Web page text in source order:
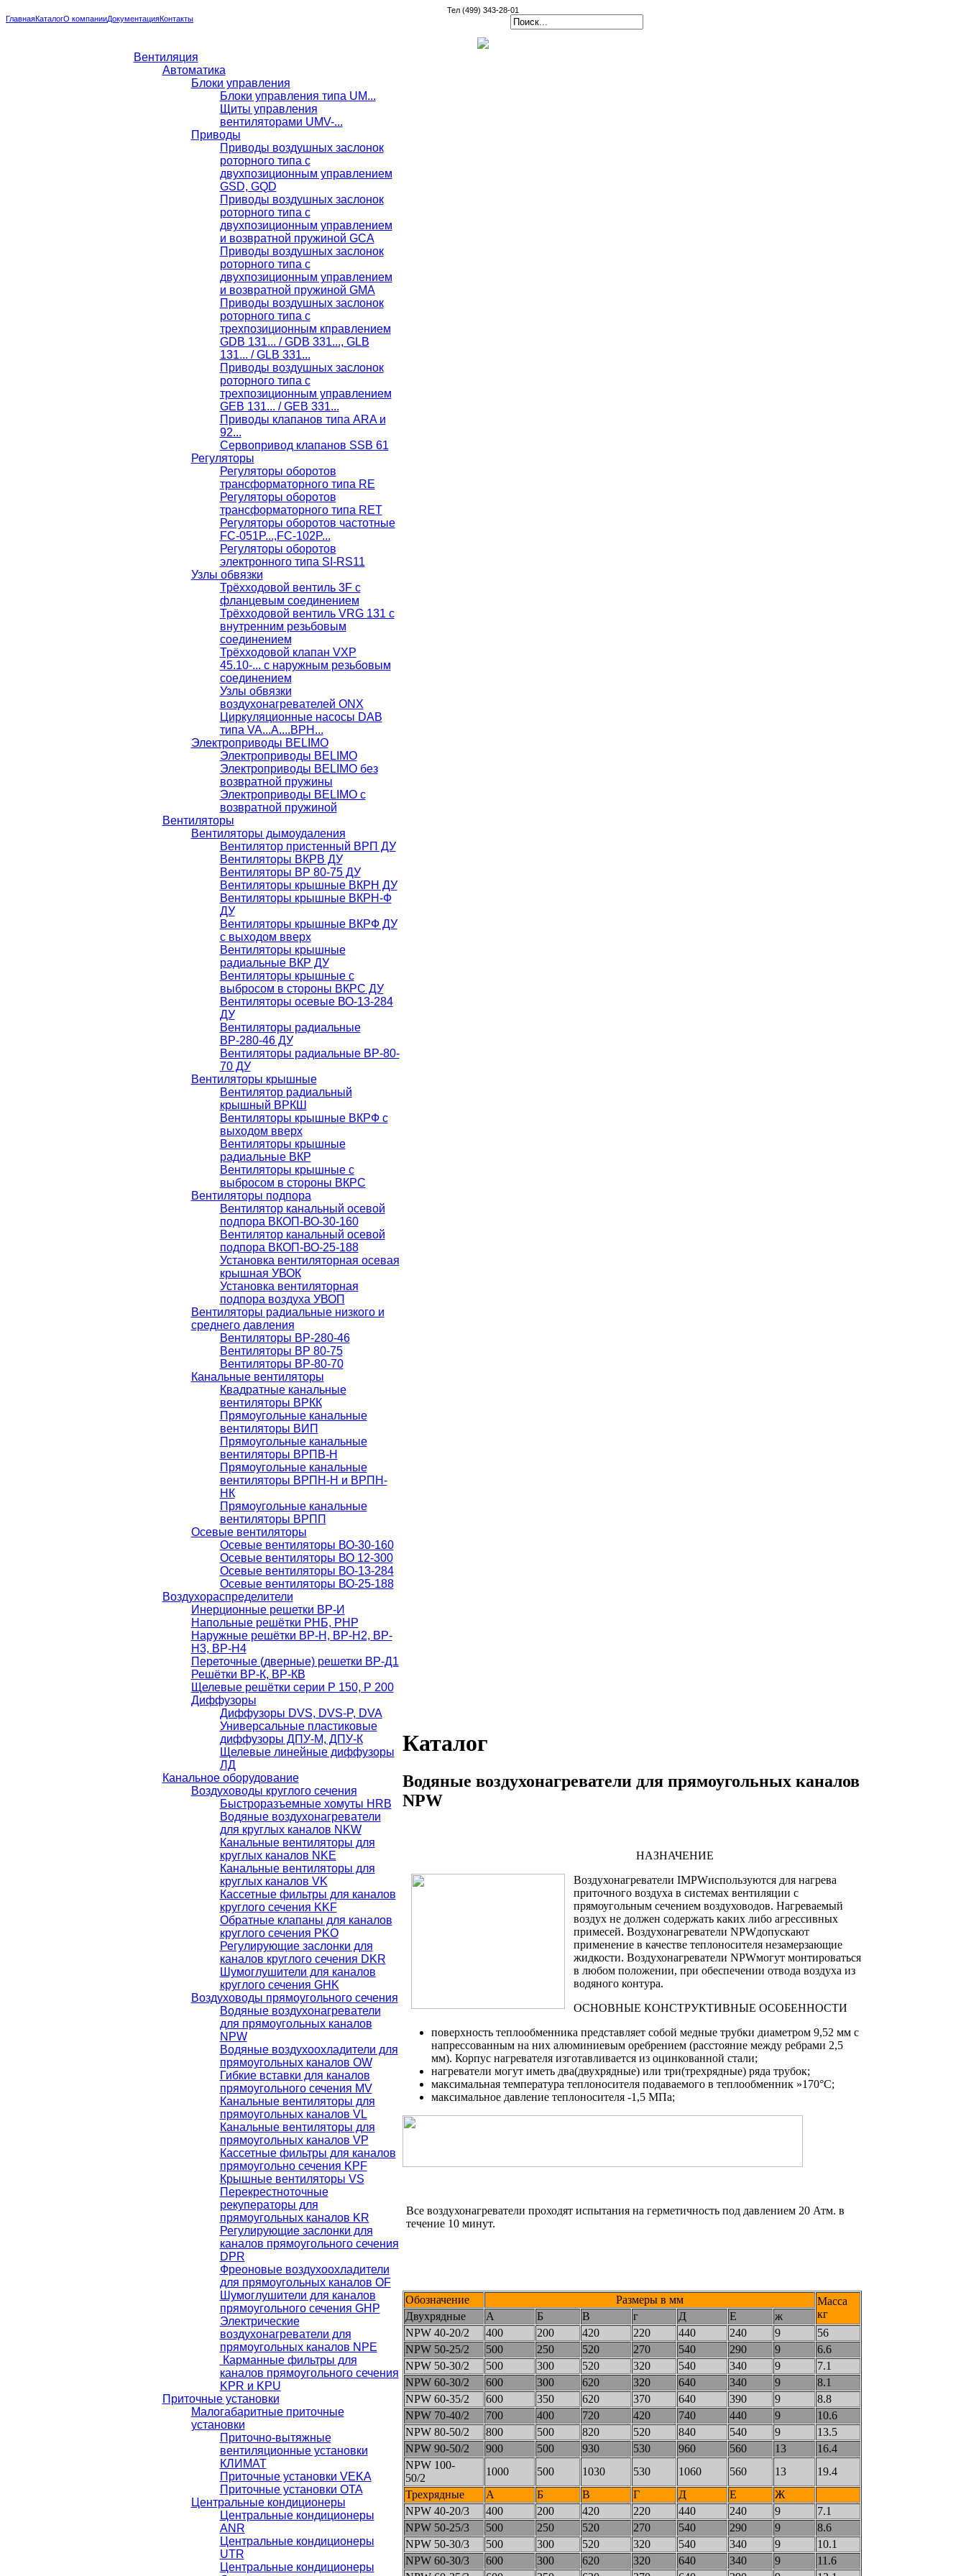
Тел (499) 343-28-01
ГлавнаяКаталогО компанииДокументацияКонтакты
Вентиляция
Автоматика
Блоки управления
Блоки управления типа UM...
Щиты управления
вентиляторами UMV-...
Приводы
Приводы воздушных заслонок
роторного типа с
двухпозиционным управлением
GSD, GQD
Приводы воздушных заслонок
роторного типа с
двухпозиционным управлением
и возвратной пружиной GCA
Приводы воздушных заслонок
роторного типа с
двухпозиционным управлением
и возвратной пружиной GMA
Приводы воздушных заслонок
роторного типа с
трехпозиционным кправлением
GDB 131... / GDB 331..., GLB
131... / GLB 331...
Приводы воздушных заслонок
роторного типа с
трехпозиционным управлением
GEB 131... / GEB 331...
Приводы клапанов типа ARA и
92...
Сервопривод клапанов SSB 61
Регуляторы
Регуляторы оборотов
трансформаторного типа RE
Регуляторы оборотов
трансформаторного типа RET
Регуляторы оборотов частотные
FC-051P...,FC-102P...
Регуляторы оборотов
электронного типа SI-RS11
Узлы обвязки
Трёхходовой вентиль 3F с
фланцевым соединением
Трёхходовой вентиль VRG 131 с
внутренним резьбовым
соединением
Трёхходовой клапан VXP
45.10-... с наружным резьбовым
соединением
Узлы обвязки
воздухонагревателей ONX
Циркуляционные насосы DAB
типа VA...A....BPH...
Электроприводы BELIMO
Электроприводы BELIMO
Электроприводы BELIMO без
возвратной пружины
Электроприводы BELIMO с
возвратной пружиной
Вентиляторы
Вентиляторы дымоудаления
Вентилятор пристенный ВРП ДУ
Вентиляторы ВКРВ ДУ
Вентиляторы ВР 80-75 ДУ
Вентиляторы крышные ВКРН ДУ
Вентиляторы крышные ВКРН-Ф
ДУ
Вентиляторы крышные ВКРФ ДУ
с выходом вверх
Вентиляторы крышные
радиальные ВКР ДУ
Вентиляторы крышные с
выбросом в стороны ВКРС ДУ
Вентиляторы осевые ВО-13-284
ДУ
Вентиляторы радиальные
ВР-280-46 ДУ
Вентиляторы радиальные ВР-80-
70 ДУ
Вентиляторы крышные
Вентилятор радиальный
крышный ВРКШ
Вентиляторы крышные ВКРФ с
выходом вверх
Вентиляторы крышные
радиальные ВКР
Вентиляторы крышные с
выбросом в стороны ВКРС
Вентиляторы подпора
Вентилятор канальный осевой
подпора ВКОП-ВО-30-160
Вентилятор канальный осевой
подпора ВКОП-ВО-25-188
Установка вентиляторная осевая
крышная УВОК
Установка вентиляторная
подпора воздуха УВОП
Вентиляторы радиальные низкого и
среднего давления
Вентиляторы ВР-280-46
Вентиляторы ВР 80-75
Вентиляторы ВР-80-70
Канальные вентиляторы
Квадратные канальные
вентиляторы ВРКК
Прямоугольные канальные
вентиляторы ВИП
Прямоугольные канальные
вентиляторы ВРПВ-Н
Прямоугольные канальные
вентиляторы ВРПН-Н и ВРПН-
НК
Прямоугольные канальные
вентиляторы ВРПП
Осевые вентиляторы
Осевые вентиляторы ВО-30-160
Осевые вентиляторы ВО 12-300
Осевые вентиляторы ВО-13-284
Осевые вентиляторы ВО-25-188
Воздухораспределители
Инерционные решетки ВР-И
Напольные решётки РНБ, РНР
Наружные решётки ВР-Н, ВР-Н2, ВР-
Н3, ВР-Н4
Переточные (дверные) решетки ВР-Д1
Решётки ВР-К, ВР-КВ
Щелевые решётки серии Р 150, Р 200
Диффузоры
Диффузоры DVS, DVS-P, DVA
Универсальные пластиковые
диффузоры ДПУ-М, ДПУ-К
Щелевые линейные диффузоры
ЛД
Канальное оборудование
Воздуховоды круглого сечения
Быстроразъемные хомуты HRB
Водяные воздухонагреватели
для круглых каналов NKW
Канальные вентиляторы для
круглых каналов NKE
Канальные вентиляторы для
круглых каналов VK
Кассетные фильтры для каналов
круглого сечения KKF
Обратные клапаны для каналов
круглого сечения PKO
Регулирующие заслонки для
каналов круглого сечения DKR
Шумоглушители для каналов
круглого сечения GHK
Воздуховоды прямоугольного сечения
Водяные воздухонагреватели
для прямоугольных каналов
NPW
Водяные воздухоохладители для
прямоугольных каналов OW
Гибкие вставки для каналов
прямоугольного сечения MV
Канальные вентиляторы для
прямоугольных каналов VL
Канальные вентиляторы для
прямоугольных каналов VP
Кассетные фильтры для каналов
прямоугольно сечения KPF
Крышные вентиляторы VS
Перекрестноточные
рекуператоры для
прямоугольных каналов KR
Регулирующие заслонки для
каналов прямоугольного сечения
DРR
Фреоновые воздухоохладители
для прямоугольных каналов OF
Шумоглушители для каналов
прямоугольного сечения GHР
Электрические
воздухонагреватели для
прямоугольных каналов NPE
Карманные фильтры для
каналов прямоугольного сечения
KPR и KPU
Приточные установки
Малогабаритные приточные
установки
Приточно-вытяжные
вентиляционные установки
КЛИМАТ
Приточные установки VEKA
Приточные установки ОТА
Центральные кондиционеры
Центральные кондиционеры
ANR
Центральные кондиционеры
UTR
Центральные кондиционеры
Каталог
Водяные воздухонагреватели для прямоугольных каналов
NPW
НАЗНАЧЕНИЕ
Воздухонагреватели IMPWиспользуются для нагрева
приточного воздуха в системах вентиляции с
прямоугольным сечением воздуховодов. Нагреваемый
воздух не должен содержать каких либо агрессивных
примесей. Воздухонагреватели NPWдопускают
применение в качестве теплоносителя незамерзающие
жидкости. Воздухонагреватели NPWмогут монтироваться
в любом положении, при обеспечении отвода воздуха из
водяного контура.
ОСНОВНЫЕ КОНСТРУКТИВНЫЕ ОСОБЕННОСТИ
поверхность теплообменника представляет собой медные трубки диаметром 9,52 мм с
напрессованным на них алюминиевым оребрением (расстояние между ребрами 2,5
мм). Корпус нагревателя изготавливается из оцинкованной стали;
нагреватели могут иметь два(двухрядные) или три(трехрядные) ряда трубок;
максимальная температура теплоносителя подаваемого в теплообменник »170°С;
максимальное давление теплоносителя -1,5 МПа;
Все воздухонагреватели проходят испытания на герметичность под давлением 20 Атм. в
течение 10 минут.
Обозначение Размеры в мм
Масса
кг
Двухрядные А Б В г Д Е
ж
NPW 40-20/2
400 200 420 220 440 240 9
56
NPW 50-25/2
500 250 520 270 540 290 9
6.6
NPW 50-30/2
500 300 520 320 540 340 9
7.1
NPW 60-30/2
600 300 620 320 640 340 9
8.1
NPW 60-35/2
600 350 620 370 640 390 9
8.8
NPW 70-40/2
700 400 720 420 740 440 9
10.6
NPW 80-50/2
800 500 820 520 840 540 9
13.5
NPW 90-50/2
900 500 930 530 960 560 13
16.4
NPW 100-
50/2
1000 500 1030 530 1060 560 13
19.4
Трехрядные
А Б В Г Д Е
Ж
NPW 40-20/3
400 200 420 220 440 240 9
7.1
NPW 50-25/3
500 250 520 270 540 290 9
8.6
NPW 50-30/3
500 300 520 320 540 340 9
10.1
NPW 60-30/3
600 300 620 320 640 340 9
11.6